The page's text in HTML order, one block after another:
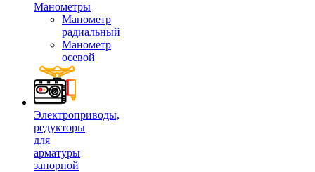
Манометры
Манометр
радиальный
Манометр
осевой
Электроприводы,
редукторы
для
арматуры
запорной